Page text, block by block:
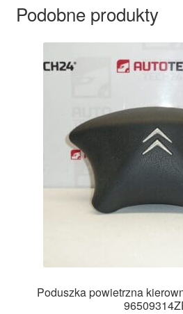
Podobne produkty
Poduszka powietrzna